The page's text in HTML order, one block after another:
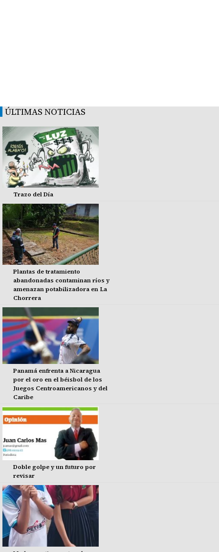
ÚLTIMAS NOTICIAS
Trazo del Día
Plantas de tratamiento
abandonadas contaminan ríos y
amenazan potabilizadora en La
Chorrera
Panamá enfrenta a Nicaragua
por el oro en el béisbol de los
Juegos Centroamericanos y del
Caribe
Doble golpe y un futuro por
revisar